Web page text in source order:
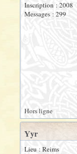
Inscription : 2008
Messages : 299
Hors ligne
Yyr
Lieu : Reims